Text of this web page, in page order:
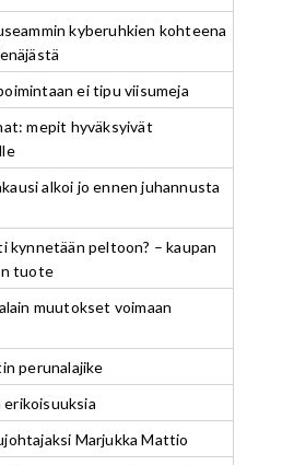
kyberuhkien kohteena
ei tipu viisumeja
mepit hyväksyivät
alkoi jo ennen juhannusta
kynnetään peltoon? – kaupan
tuote
muutokset voimaan
perunalajike
Marjukka Mattio